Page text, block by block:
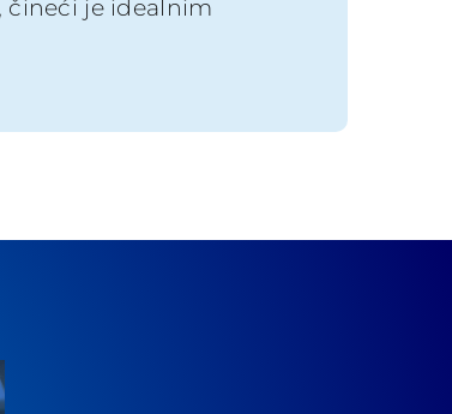
čineći je idealnim